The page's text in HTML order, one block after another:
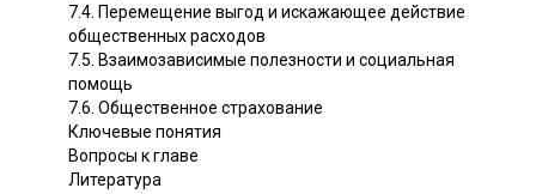
7.4. Перемещение выгод и искажающее действие
общественных расходов
7.5. Взаимозависимые полезности и социальная
помощь
7.6. Общественное страхование
Ключевые понятия
Вопросы к главе
Литература